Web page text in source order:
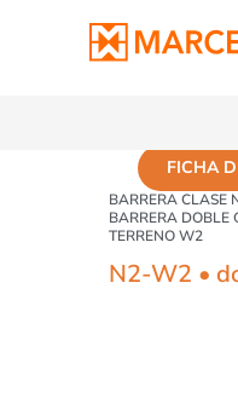
BARRERA CLASE
BARRERA DOBLE
TERRENO W2
FICHA
N2-W2 •